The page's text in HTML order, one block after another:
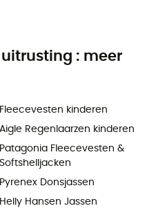
: meer
Fleecevesten kinderen
Aigle Regenlaarzen kinderen
Patagonia Fleecevesten &
Softshelljacken
Pyrenex Donsjassen
Helly Hansen Jassen